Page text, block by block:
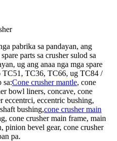
pabrika sa pandayan, ang
parts sa crusher sulod sa
ug ang anaa nga mga spare
TC51, TC36, TC66, ug TC84 /
sa:Cone crusher mantle, cone
bowl liners, concave, cone
eccentrci, eccentric bushing,
bushing,cone crusher main
cone crusher main frame, main
pinion bevel gear, cone crusher
pa.